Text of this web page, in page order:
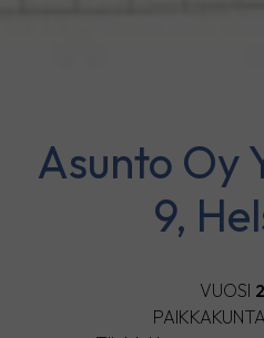
Asunto Oy
9,
VUOSI
PAIKKAKUNTA